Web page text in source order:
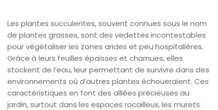
Les plantes succulentes, souvent connues sous le nom
de plantes grasses, sont des vedettes incontestables
pour végétaliser les zones arides et peu hospitalières.
Grâce à leurs feuilles épaisses et charnues, elles
stockent de l’eau, leur permettant de survivre dans des
environnements où d’autres plantes échoueraient. Ces
caractéristiques en font des alliées précieuses au
jardin, surtout dans les espaces rocailleux, les murets